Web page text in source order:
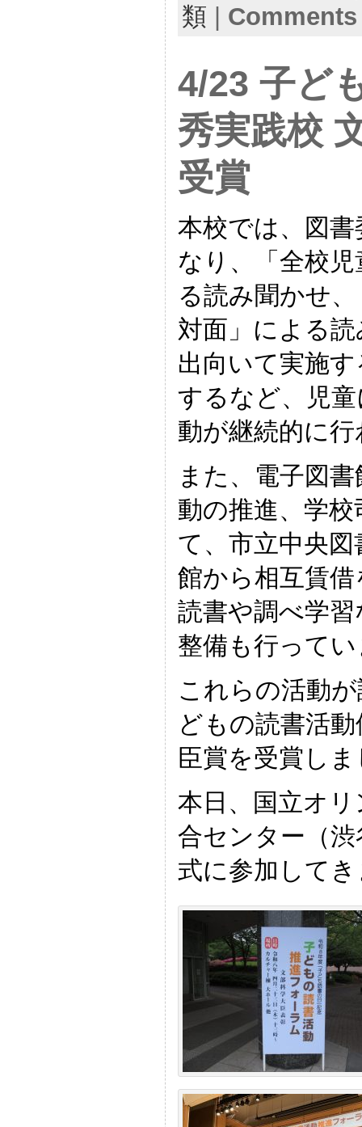
類 |
4/23 子ど
秀実践校
受賞
本校では、図
なり、「全校
る読み聞かせ
対面」による
出向いて実施
するなど、児
動が継続的に
また、電子図
動の推進、学
て、市立中央
館から相互賃
読書や調べ学
整備も行って
これらの活動
どもの読書活
臣賞を受賞し
本日、国立オ
合センター（
式に参加して